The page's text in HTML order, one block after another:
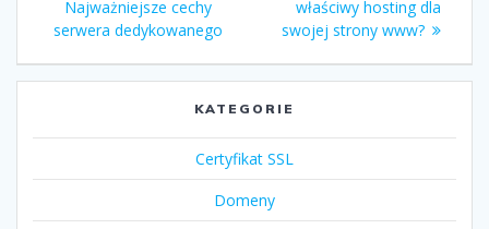
wpisu
wpis:
Najważniejsze cechy
serwera dedykowanego
wpis:
właściwy hosting dla
swojej strony www?
KATEGORIE
Certyfikat SSL
Domeny